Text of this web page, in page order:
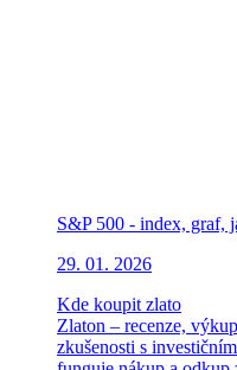
S&P 500 - index, graf,
29. 01. 2026
Kde koupit zlato
Zlaton – recenze,
zkušenosti s